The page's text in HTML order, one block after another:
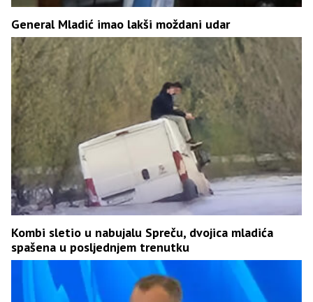
General Mladić imao lakši moždani udar
Kombi sletio u nabujalu Spreču, dvojica mladića
spašena u posljednjem trenutku